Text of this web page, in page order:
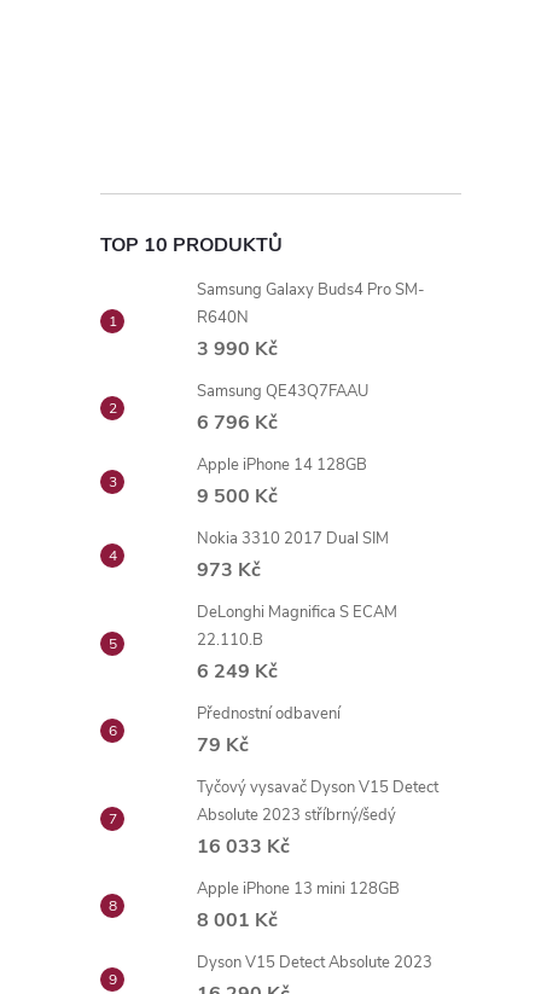
TOP 10 PRODUKTŮ
Samsung Galaxy Buds4 Pro SM-
R640N
3 990 Kč
Samsung QE43Q7FAAU
6 796 Kč
Apple iPhone 14 128GB
9 500 Kč
Nokia 3310 2017 Dual SIM
973 Kč
DeLonghi Magnifica S ECAM
22.110.B
6 249 Kč
Přednostní odbavení
79 Kč
Tyčový vysavač Dyson V15 Detect
Absolute 2023 stříbrný/šedý
16 033 Kč
Apple iPhone 13 mini 128GB
8 001 Kč
Dyson V15 Detect Absolute 2023